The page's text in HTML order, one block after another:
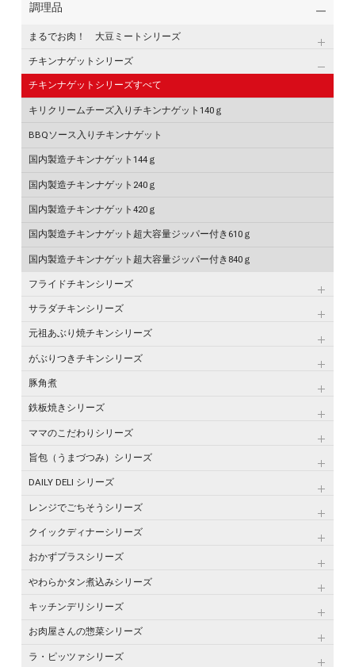
調理品
まるでお肉！ 大豆ミートシリーズ
チキンナゲットシリーズ
チキンナゲットシリーズすべて
キリクリームチーズ入りチキンナゲット140ｇ
BBQソース入りチキンナゲット
国内製造チキンナゲット144ｇ
国内製造チキンナゲット240ｇ
国内製造チキンナゲット420ｇ
国内製造チキンナゲット超大容量ジッパー付き610ｇ
国内製造チキンナゲット超大容量ジッパー付き840ｇ
フライドチキンシリーズ
サラダチキンシリーズ
元祖あぶり焼チキンシリーズ
がぶりつきチキンシリーズ
豚角煮
鉄板焼きシリーズ
ママのこだわりシリーズ
旨包（うまづつみ）シリーズ
DAILY DELI シリーズ
レンジでごちそうシリーズ
クイックディナーシリーズ
おかずプラスシリーズ
やわらかタン煮込みシリーズ
キッチンデリシリーズ
お肉屋さんの惣菜シリーズ
ラ・ピッツァシリーズ